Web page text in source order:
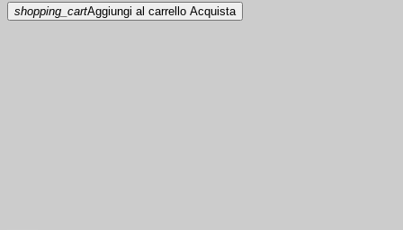
shopping_cartAggiungi al carrello Acquista